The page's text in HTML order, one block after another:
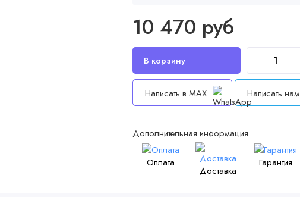
10 470 руб
Написать в MAX Написать нам
Дополнительная информация
Оплата
Доставка
Гарантия